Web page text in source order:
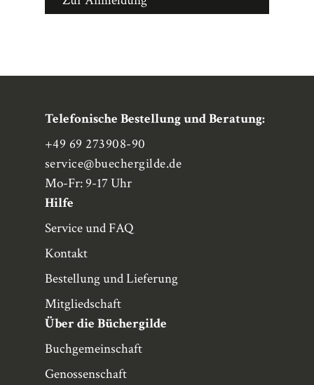
Telefonische Bestellung und Beratung:
+49 69 273908-90
service@buechergilde.de
Mo-Fr: 9-17 Uhr
Hilfe
Service und FAQ
Kontakt
Bestellung und Lieferung
Mitgliedschaft
Über die Büchergilde
Buchgemeinschaft
Genossenschaft